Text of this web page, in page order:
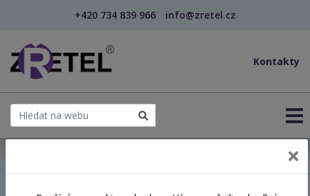
+420 734 839 966 info@zretel.cz
Kontakty